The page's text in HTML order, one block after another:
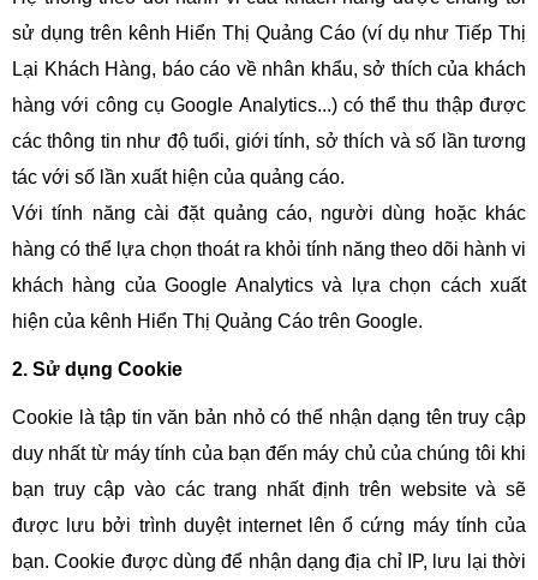
sử dụng trên kênh Hiển Thị Quảng Cáo (ví dụ như Tiếp Thị
Lại Khách Hàng, báo cáo về nhân khẩu, sở thích của khách
hàng với công cụ Google Analytics...) có thể thu thập được
các thông tin như độ tuổi, giới tính, sở thích và số lần tương
tác với số lần xuất hiện của quảng cáo.
Với tính năng cài đặt quảng cáo, người dùng hoặc khác
hàng có thể lựa chọn thoát ra khỏi tính năng theo dõi hành vi
khách hàng của Google Analytics và lựa chọn cách xuất
hiện của kênh Hiển Thị Quảng Cáo trên Google.
2. Sử dụng Cookie
Cookie là tập tin văn bản nhỏ có thể nhận dạng tên truy cập
duy nhất từ máy tính của bạn đến máy chủ của chúng tôi khi
bạn truy cập vào các trang nhất định trên website và sẽ
được lưu bởi trình duyệt internet lên ổ cứng máy tính của
bạn. Cookie được dùng để nhận dạng địa chỉ IP, lưu lại thời